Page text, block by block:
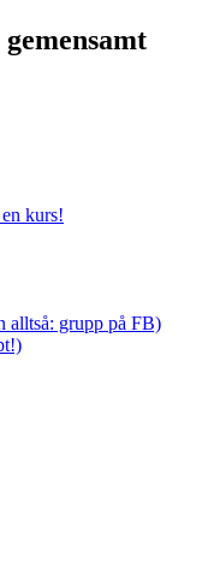
kurs!
alltså: grupp på FB)